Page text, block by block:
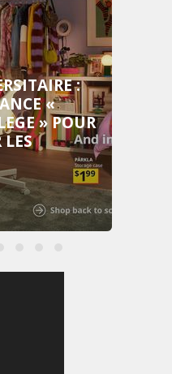
:
«
» POUR